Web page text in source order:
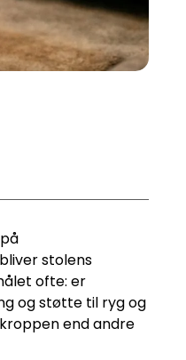
stolens
ofte: er
og støtte til ryg og
end andre